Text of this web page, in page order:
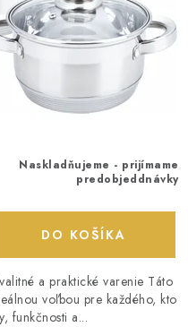
Naskladňujeme - prijímame
predobjeddnávky
DO KOŠÍKA
a praktické varenie Táto
voľbou pre každého, kto
funkčnosti a...